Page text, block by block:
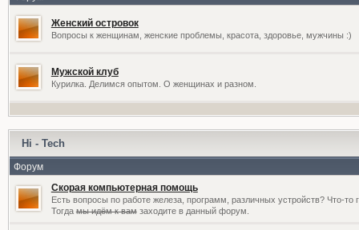
Женский островок
Вопросы к женщинам, женские проблемы, красота, здоровье, мужчины :)
Мужской клуб
Курилка. Делимся опытом. О женщинах и разном.
Hi - Tech
Форум
Скорая компьютерная помощь
Есть вопросы по работе железа, программ, различных устройств? Что-то
Тогдамы идём к вамзаходите в данный форум.